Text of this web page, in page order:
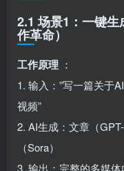
2.1 场景1：一键
作革命）
工作原理 ：
1. 输入：”写一篇关于
视频”
2. AI生成：文章（
（Sora）
3. 输出：完整的多媒体